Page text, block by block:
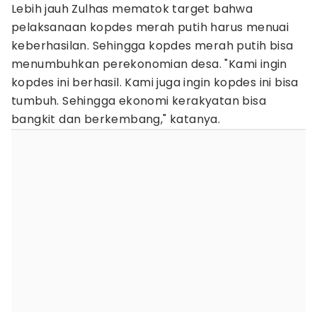
Lebih jauh Zulhas mematok target bahwa
pelaksanaan kopdes merah putih harus menuai
keberhasilan. Sehingga kopdes merah putih bisa
menumbuhkan perekonomian desa. "Kami ingin
kopdes ini berhasil. Kami juga ingin kopdes ini bisa
tumbuh. Sehingga ekonomi kerakyatan bisa
bangkit dan berkembang," katanya.